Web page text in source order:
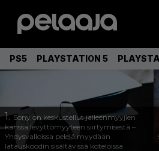
PS5 PLAYSTATION 5
1.Sony on keskustellut jälleenmyyjien
kanssa levyttömyyteen siirtymisestä –
Yhdysvalloissa pelejä myydään
latauskoodin sisältävissä koteloissa